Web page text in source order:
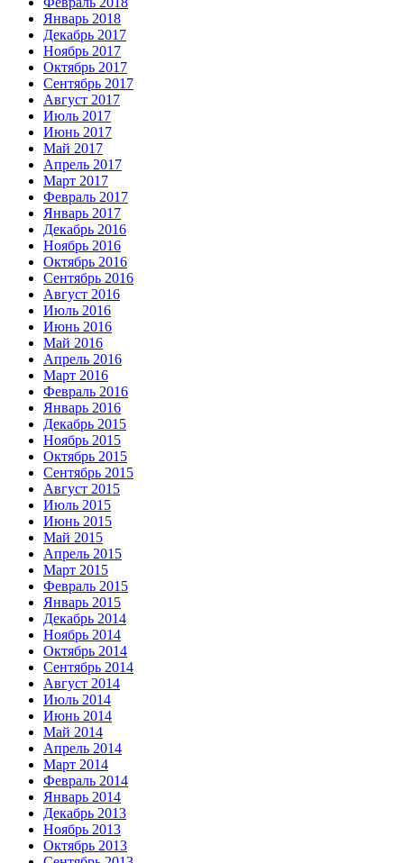
Январь 2018
Декабрь 2017
Ноябрь 2017
Октябрь 2017
Сентябрь 2017
Август 2017
Июль 2017
Июнь 2017
Май 2017
Апрель 2017
Март 2017
Февраль 2017
Январь 2017
Декабрь 2016
Ноябрь 2016
Октябрь 2016
Сентябрь 2016
Август 2016
Июль 2016
Июнь 2016
Май 2016
Апрель 2016
Март 2016
Февраль 2016
Январь 2016
Декабрь 2015
Ноябрь 2015
Октябрь 2015
Сентябрь 2015
Август 2015
Июль 2015
Июнь 2015
Май 2015
Апрель 2015
Март 2015
Февраль 2015
Январь 2015
Декабрь 2014
Ноябрь 2014
Октябрь 2014
Сентябрь 2014
Август 2014
Июль 2014
Июнь 2014
Май 2014
Апрель 2014
Март 2014
Февраль 2014
Январь 2014
Декабрь 2013
Ноябрь 2013
Октябрь 2013